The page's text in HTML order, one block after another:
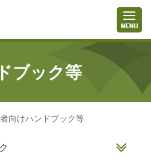
ブック等
向けハンドブック等